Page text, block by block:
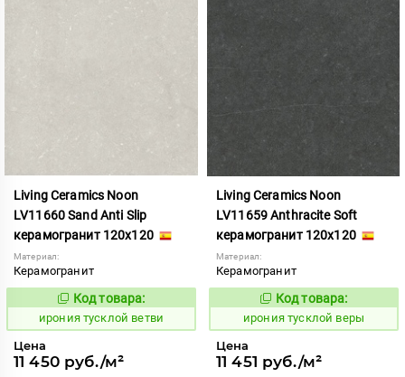
Living Ceramics Noon
LV11660 Sand Anti Slip
керамогранит 120x120
Материал:
Керамогранит
1107009
Код товара:
ирония тусклой ветви
Цена
11 450 руб./м²
Living Ceramics Noon
LV11659 Anthracite Soft
керамогранит 120x120
Материал:
Керамогранит
1107008
Код товара:
ирония тусклой веры
Цена
11 451 руб./м²